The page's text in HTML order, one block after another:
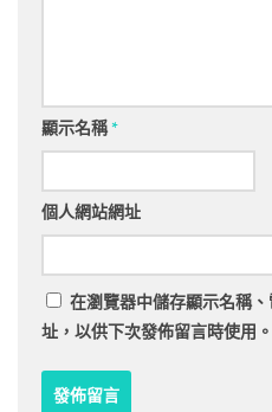
顯示名稱*
個人網站網址
在瀏覽器中儲存顯示名稱
址，以供下次發佈留言時使用。